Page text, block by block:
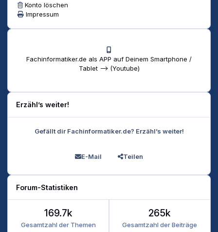
Konto löschen
Impressum
Fachinformatiker.de als APP auf Deinem Smartphone /
Tablet --> (Youtube)
Erzähl’s weiter!
Gefällt dir Fachinformatiker.de? Erzähl’s weiter!
E-Mail Teilen
Forum-Statistiken
Gesamtzahl der Themen
169.7k
Gesamtzahl der Beiträge
265k